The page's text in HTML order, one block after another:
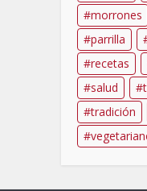
morrones
parrilla
recetas
salud
tradición